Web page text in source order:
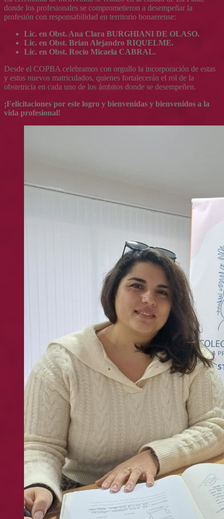
donde los profesionales se comprometieron a desempeñar la
profesión con responsabilidad en territorio bonaerense:
Lic. en Obst. Ana Clara BURGHIANI DE OLASO.
Lic. en Obst. Brian Alejandro RIQUELME.
Lic. en Obst. Rocío Micaela CABRAL.
Desde el COPBA celebramos con orgullo la incorporación de estas
y estos nuevos matriculados, quienes fortalecerán el rol de la
obstetricia en cada uno de los ámbitos donde se desempeñen.
¡Felicitaciones por este logro y bienvenidas y bienvenidos a la
vida profesional!